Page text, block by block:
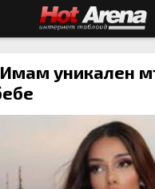
уникален